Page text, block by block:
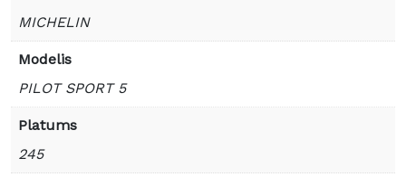
MICHELIN
Modelis
PILOT SPORT 5
Platums
245